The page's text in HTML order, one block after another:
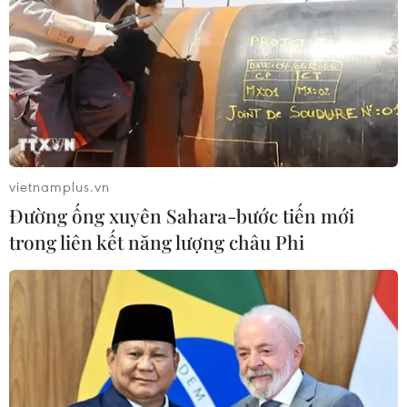
#Xử phạt hành chính
#Bảo vệ môi trường Tây Ninh
Theo dõi VietnamPlus
TIN LIÊN QUAN
vietnamplus.vn
Đường ống xuyên Sahara-bước tiến mới
trong liên kết năng lượng châu Phi